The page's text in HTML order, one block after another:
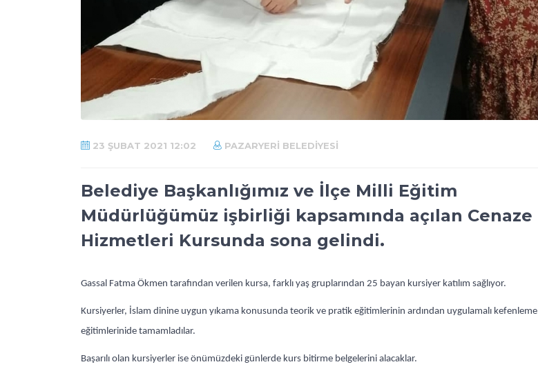
23 ŞUBAT 2021 12:02 PAZARYERI BELEDIYESI
Belediye Başkanlığımız ve İlçe Milli Eğitim
Müdürlüğümüz işbirliği kapsamında açılan Cenaze
Hizmetleri Kursunda sona gelindi.
Gassal Fatma Ökmen tarafından verilen kursa, farklı yaş gruplarından 25 bayan kursiyer katılım sağlıyor.
Kursiyerler, İslam dinine uygun yıkama konusunda teorik ve pratik eğitimlerinin ardından uygulamalı kefenleme
eğitimlerinide tamamladılar.
Başarılı olan kursiyerler ise önümüzdeki günlerde kurs bitirme belgelerini alacaklar.